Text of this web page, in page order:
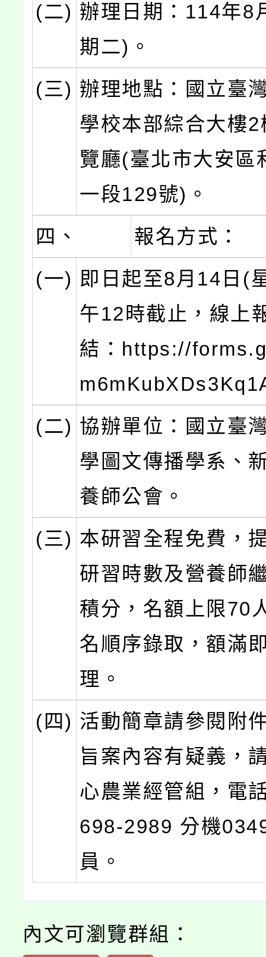
(二) 辦理日期：114年8
期二)。
(三) 辦理地點：國立臺
學校本部綜合大樓
覽廳(臺北市大安區
一段129號)。
四、
報名方式：
(一) 即日起至8月14日(
午12時截止，線上
結：https://
(二) 協辦單位：國立臺
學圖文傳播學系、
養師公會。
(三) 本研習全程免費，
研習時數及營養師
積分，名額上限70
名順序錄取，額滿
理。
(四) 活動簡章請參閱附
旨案內容有疑義，
心農業經管組，電
698-2989 分機
員。
內文可瀏覽群組：